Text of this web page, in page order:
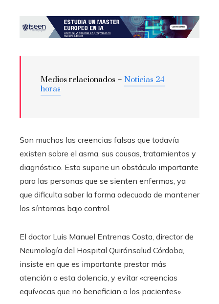
Medios relacionados – Noticias 24
horas
Son muchas las creencias falsas que todavía
existen sobre el asma, sus causas, tratamientos y
diagnóstico. Esto supone un obstáculo importante
para las personas que se sienten enfermas, ya
que dificulta saber la forma adecuada de mantener
los síntomas bajo control.
El doctor Luis Manuel Entrenas Costa, director de
Neumología del Hospital Quirónsalud Córdoba,
insiste en que es importante prestar más
atención a esta dolencia, y evitar «creencias
equívocas que no benefician a los pacientes».